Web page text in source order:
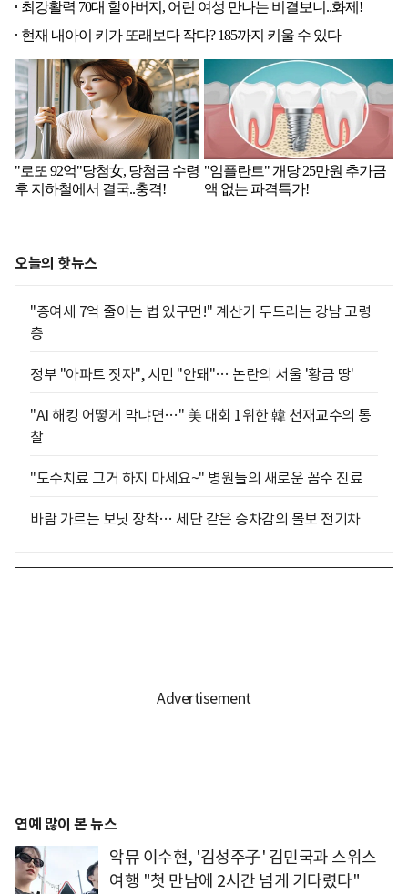
오늘의 핫뉴스
"증여세 7억 줄이는 법 있구먼!" 계산기 두드리는 강남 고령
층
정부 "아파트 짓자", 시민 "안돼"… 논란의 서울 '황금 땅'
"AI 해킹 어떻게 막냐면…" 美 대회 1위한 韓 천재교수의 통
찰
"도수치료 그거 하지 마세요~" 병원들의 새로운 꼼수 진료
바람 가르는 보닛 장착… 세단 같은 승차감의 볼보 전기차
연예 많이 본 뉴스
악뮤 이수현, '김성주子' 김민국과 스위스
여행 "첫 만남에 2시간 넘게 기다렸다"